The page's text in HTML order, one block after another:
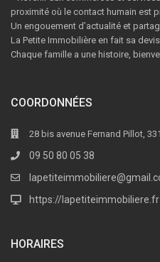
proximité où le contact humain est
Un engouement d’actualité et
La Petite Immobilière en fait sa
Chaque famille a une histoire,
COORDONNÉES
28 bis avenue Fernand Pillot,
09 50 80 05 38
https://lapetiteimmobiliere.fr
HORAIRES